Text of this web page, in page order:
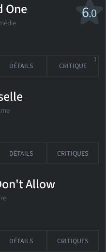
6.0
One
DÉTAILS CRITIQUE
1
DÉTAILS CRITIQUES
Allow
DÉTAILS CRITIQUES